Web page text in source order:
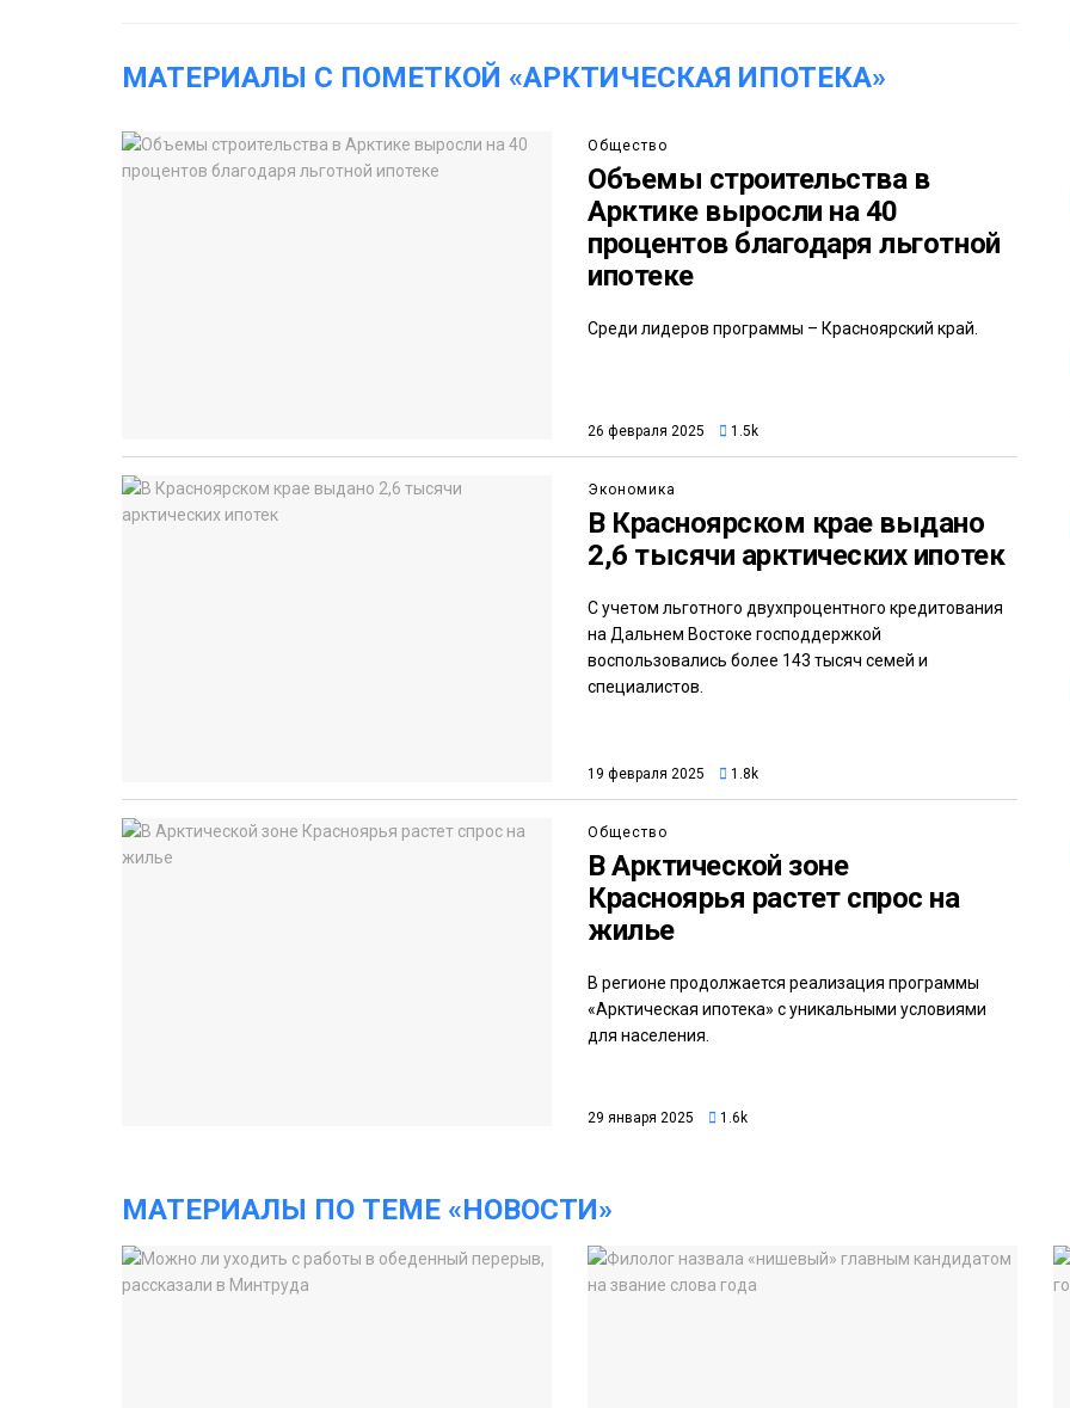
МАТЕРИАЛЫ С ПОМЕТКОЙ «АРКТИЧЕСКАЯ ИПОТЕКА»
Общество
Объемы строительства в
Арктике выросли на 40
процентов благодаря льготной
ипотеке
Среди лидеров программы – Красноярский край.
26 февраля 2025 1.5k
Экономика
В Красноярском крае выдано
2,6 тысячи арктических ипотек
С учетом льготного двухпроцентного кредитования
на Дальнем Востоке господдержкой
воспользовались более 143 тысяч семей и
специалистов.
19 февраля 2025 1.8k
Общество
В Арктической зоне
Красноярья растет спрос на
жилье
В регионе продолжается реализация программы
«Арктическая ипотека» с уникальными условиями
для населения.
29 января 2025 1.6k
МАТЕРИАЛЫ ПО ТЕМЕ «НОВОСТИ»